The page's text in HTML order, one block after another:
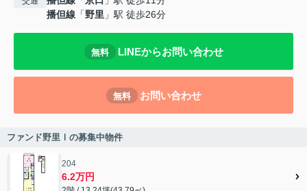
播但線 「野里 」駅 徒歩26分
無料 LINEからお問い合わせ
無料 お問い合わせ
ファンド野里Ⅰの募集中物件
204
6.2万円